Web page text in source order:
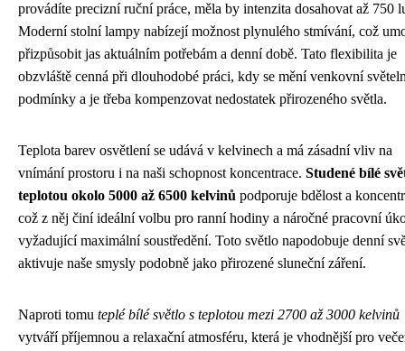
provádíte precizní ruční práce, měla by intenzita dosahovat až 750
Moderní stolní lampy nabízejí možnost plynulého stmívání, což
přizpůsobit jas aktuálním potřebám a denní době. Tato flexibilita je
obzvláště cenná při dlouhodobé práci, kdy se mění venkovní
podmínky a je třeba kompenzovat nedostatek přirozeného světla.
Teplota barev osvětlení se udává v kelvinech a má zásadní vliv na
vnímání prostoru i na naši schopnost koncentrace. Studené bílé
teplotou okolo 5000 až 6500 kelvinů podporuje bdělost a
což z něj činí ideální volbu pro ranní hodiny a náročné pracovní
vyžadující maximální soustředění. Toto světlo napodobuje denní
aktivuje naše smysly podobně jako přirozené sluneční záření.
Naproti tomu teplé bílé světlo s teplotou mezi 2700 až 3000 kelvinů
vytváří příjemnou a relaxační atmosféru, která je vhodnější pro